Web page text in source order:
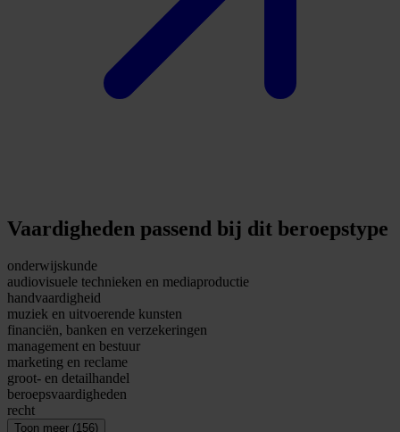
Vaardigheden passend bij dit beroepstype
onderwijskunde
audiovisuele technieken en mediaproductie
handvaardigheid
muziek en uitvoerende kunsten
financiën, banken en verzekeringen
management en bestuur
marketing en reclame
groot- en detailhandel
beroepsvaardigheden
recht
Toon meer (156)